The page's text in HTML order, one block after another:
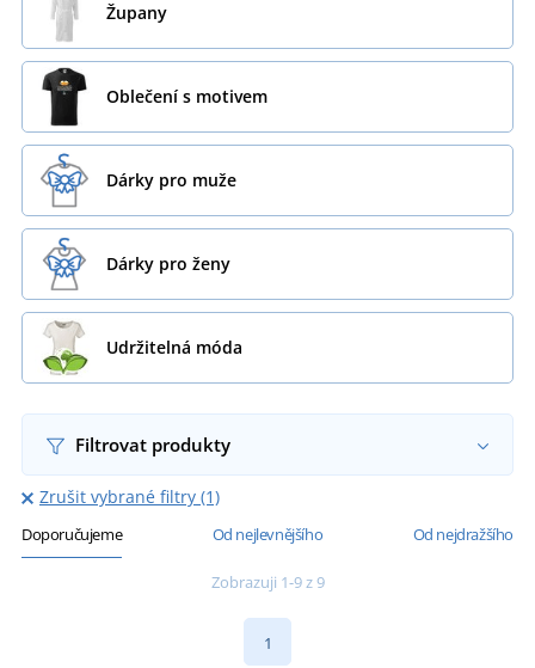
Župany
Oblečení s motivem
Dárky pro muže
Dárky pro ženy
Udržitelná móda
Filtrovat produkty
Zrušit vybrané filtry (1)
Doporučujeme Od nejlevnějšího Od nejdražšího
Zobrazuji 1-9 z 9
1